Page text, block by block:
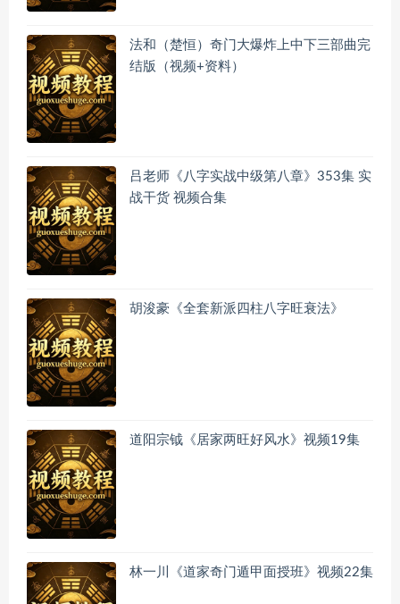
法和（楚恒）奇门大爆炸上中下三部曲完
结版（视频+资料）
吕老师《八字实战中级第八章》353集 实
战干货 视频合集
胡浚豪《全套新派四柱八字旺衰法》
道阳宗钺《居家两旺好风水》视频19集
林一川《道家奇门遁甲面授班》视频22集